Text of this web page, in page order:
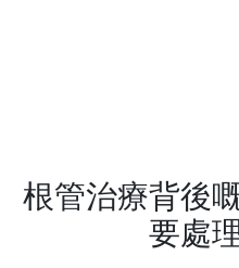
根管治療背後
要處